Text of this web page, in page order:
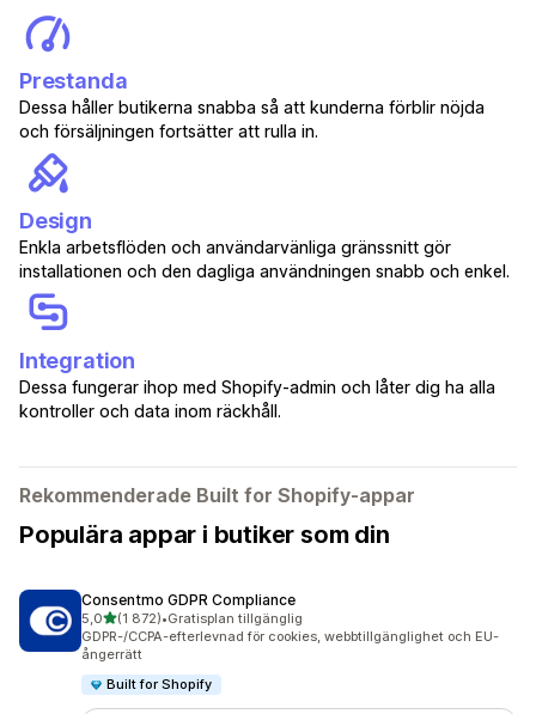
Prestanda
Dessa håller butikerna snabba så att kunderna förblir nöjda
och försäljningen fortsätter att rulla in.
Design
Enkla arbetsflöden och användarvänliga gränssnitt gör
installationen och den dagliga användningen snabb och enkel.
Integration
Dessa fungerar ihop med Shopify-admin och låter dig ha alla
kontroller och data inom räckhåll.
Rekommenderade Built for Shopify-appar
Populära appar i butiker som din
Consentmo GDPR Compliance
5,0av 5 stjärnor
(1 872)
1872 recensioner totalt
•Gratisplan tillgänglig
GDPR-/CCPA-efterlevnad för cookies, webbtillgänglighet och EU-
ångerrätt
Built for Shopify